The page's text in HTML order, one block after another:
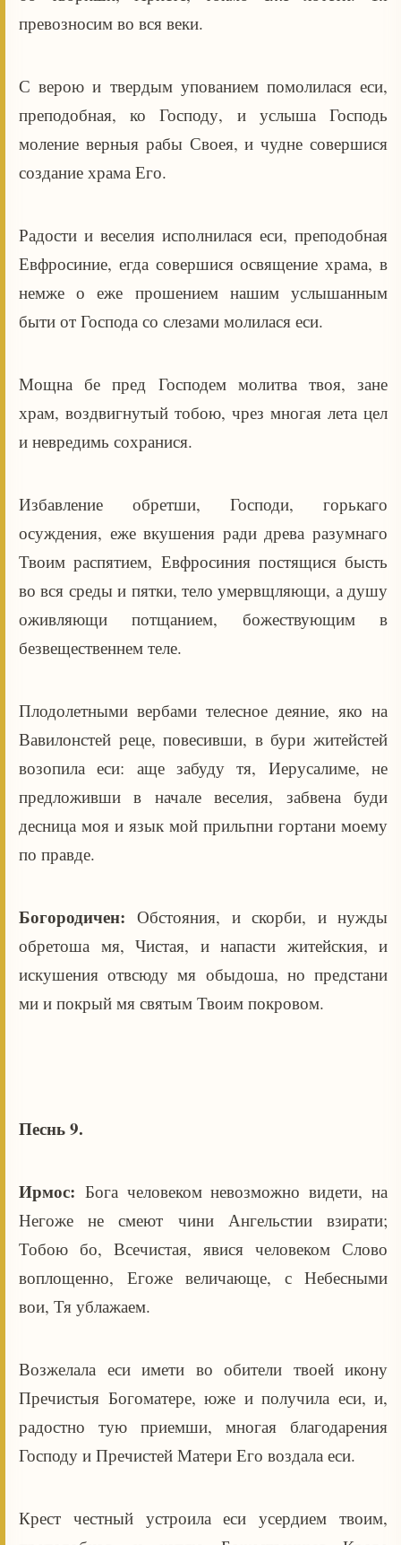
превозносим во вся веки.
С верою и твердым упованием помолилася еси,
преподобная, ко Господу, и услыша Господь
моление верныя рабы Своея, и чудне совершися
создание храма Его.
Радости и веселия исполнилася еси, преподобная
Евфросиние, егда совершися освящение храма, в
немже о еже прошением нашим услышанным
быти от Господа со слезами молилася еси.
Мощна бе пред Господем молитва твоя, зане
храм, воздвигнутый тобою, чрез многая лета цел
и невредимь сохранися.
Избавление обретши, Господи, горькаго
осуждения, еже вкушения ради древа разумнаго
Твоим распятием, Евфросиния постящися бысть
во вся среды и пятки, тело умервщляющи, а душу
оживляющи потщанием, божествующим в
безвещественнем теле.
Плодолетными вербами телесное деяние, яко на
Вавилонстей реце, повесивши, в бури житейстей
возопила еси: аще забуду тя, Иерусалиме, не
предложивши в начале веселия, забвена буди
десница моя и язык мой прильпни гортани моему
по правде.
Богородичен:Обстояния, и скорби, и нужды
обретоша мя, Чистая, и напасти житейския, и
искушения отвсюду мя обыдоша, но предстани
ми и покрый мя святым Твоим покровом.
Песнь 9.
Ирмос: Бога человеком невозможно видети, на
Негоже не смеют чини Ангельстии взирати;
Тобою бо, Всечистая, явися человеком Слово
воплощенно, Егоже величающе, с Небесными
вои, Тя ублажаем.
Возжелала еси имети во обители твоей икону
Пречистыя Богоматере, юже и получила еси, и,
радостно тую приемши, многая благодарения
Господу и Пречистей Матери Его воздала еси.
Крест честный устроила еси усердием твоим,